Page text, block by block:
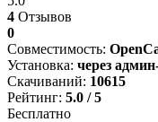
4 Отзывов
0
Совместимость:
Установка: через
Скачиваний: 10615
Рейтинг: 5.0 / 5
Бесплатно